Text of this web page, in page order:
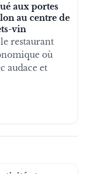
aux portes
au centre de
vin
restaurant
où
audace et